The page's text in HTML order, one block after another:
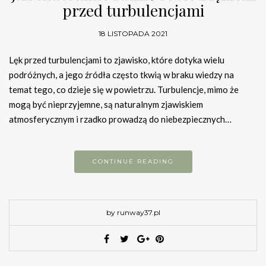
przed turbulencjami
18 LISTOPADA 2021
Lęk przed turbulencjami to zjawisko, które dotyka wielu
podróżnych, a jego źródła często tkwią w braku wiedzy na
temat tego, co dzieje się w powietrzu. Turbulencje, mimo że
mogą być nieprzyjemne, są naturalnym zjawiskiem
atmosferycznym i rzadko prowadzą do niebezpiecznych…
CONTINUE READING
by runway37.pl